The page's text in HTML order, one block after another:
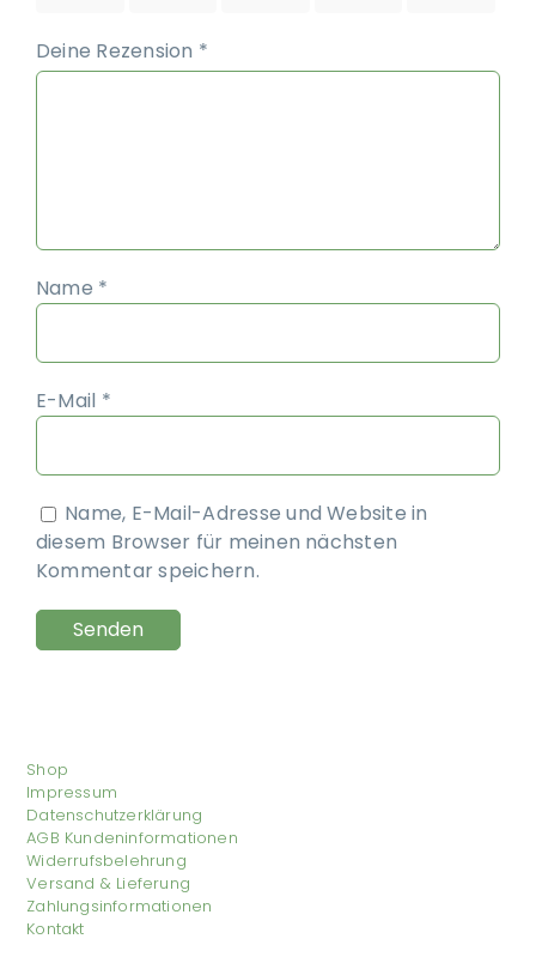
Deine Rezension *
Name *
E-Mail *
Name, E-Mail-Adresse und Website in
diesem Browser für meinen nächsten
Kommentar speichern.
Shop
Impressum
Datenschutzerklärung
AGB Kundeninformationen
Widerrufsbelehrung
Versand & Lieferung
Zahlungsinformationen
Kontakt